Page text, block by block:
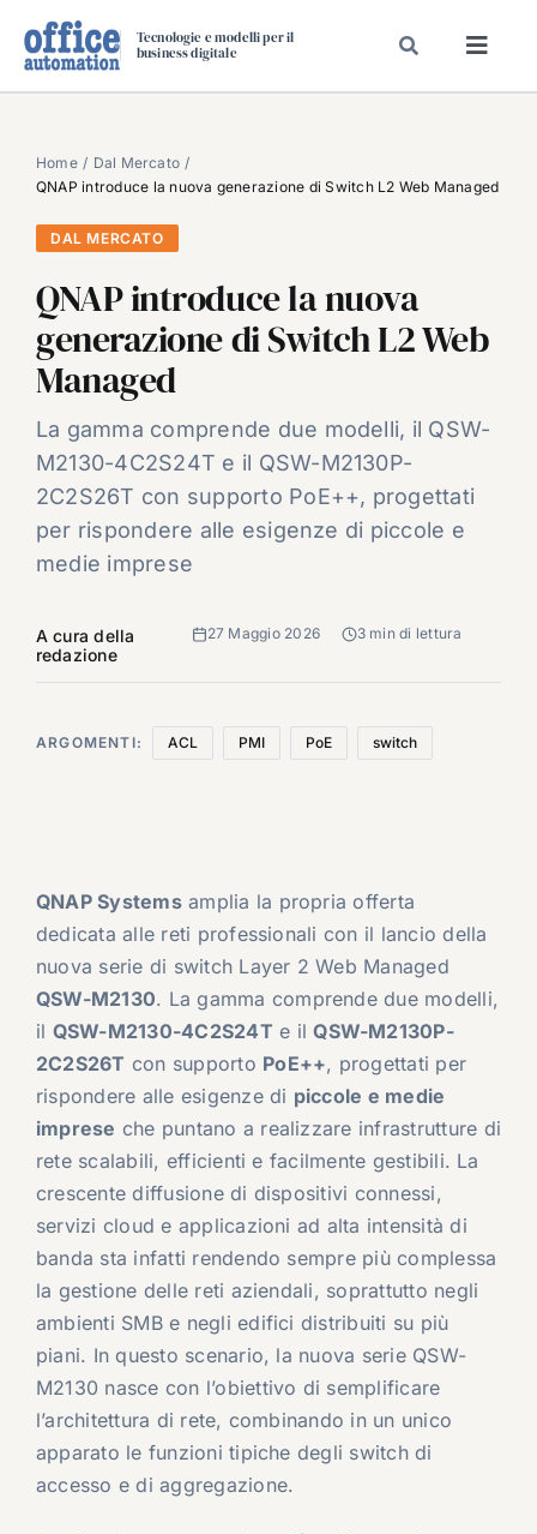
Tecnologie e modelli per il
business digitale
SPECIAL PAPER
TAVOLE ROTONDE DI REDAZIONE
DAL MERCATO
CARRIERE
VIDEO
EVENTI
CHI SIAMO
Home
Dal Mercato
QNAP introduce la nuova generazione di Switch L2 Web Managed
DAL MERCATO
QNAP introduce la nuova
generazione di Switch L2 Web
Managed
La gamma comprende due modelli, il QSW-
M2130-4C2S24T e il QSW-M2130P-
2C2S26T con supporto PoE++, progettati
per rispondere alle esigenze di piccole e
medie imprese
A cura della
redazione
27 Maggio 2026 3 min di lettura
ARGOMENTI: ACL PMI PoE switch
QNAP Systemsamplia la propria offerta
dedicata alle reti professionali con il lancio della
nuova serie di switch Layer 2 Web Managed
QSW-M2130. La gamma comprende due modelli,
il QSW-M2130-4C2S24T e ilQSW-M2130P-
2C2S26T con supporto PoE++, progettati per
rispondere alle esigenze di piccole e medie
imprese che puntano a realizzare infrastrutture di
rete scalabili, efficienti e facilmente gestibili. La
crescente diffusione di dispositivi connessi,
servizi cloud e applicazioni ad alta intensità di
banda sta infatti rendendo sempre più complessa
la gestione delle reti aziendali, soprattutto negli
ambienti SMB e negli edifici distribuiti su più
piani. In questo scenario, la nuova serie QSW-
M2130 nasce con l’obiettivo di semplificare
l’architettura di rete, combinando in un unico
apparato le funzioni tipiche degli switch di
accesso e di aggregazione.